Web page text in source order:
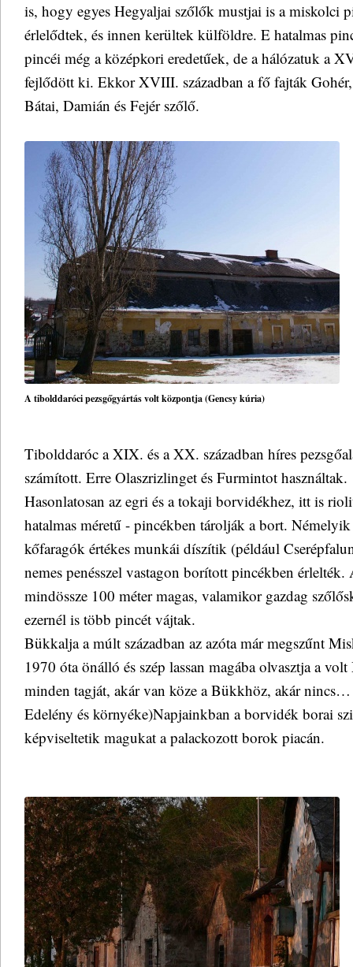
is, hogy egyes Hegyaljai szőlők mustjai is a miskolci
érlelődtek, és innen kerültek külföldre. E hatalmas
pincéi még a középkori eredetűek, de a hálózatuk a
fejlődött ki. Ekkor XVIII. században a fő fajták
Bátai, Damián és Fejér szőlő.
A tibolddaróci pezsgőgyártás volt központja (Gencsy kúria)
Tibolddaróc a XIX. és a XX. században híres
számított. Erre Olaszrizlinget és Furmintot használtak.
Hasonlatosan az egri és a tokaji borvidékhez, itt is
hatalmas méretű - pincékben tárolják a bort.
kőfaragók értékes munkái díszítik (például
nemes penésszel vastagon borított pincékben
mindössze 100 méter magas, valamikor gazdag
ezernél is több pincét vájtak.
Bükkalja a múlt században az azóta már megszűnt
1970 óta önálló és szép lassan magába olvasztja a
minden tagját, akár van köze a Bükkhöz, akár
Edelény és környéke)Napjainkban a borvidék borai
képviseltetik magukat a palackozott borok piacán.